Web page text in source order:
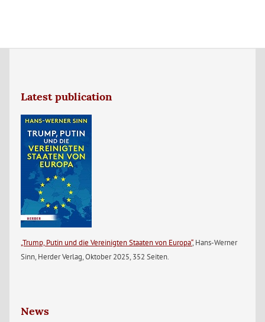
Latest publication
„Trump, Putin und die Vereinigten Staaten von Europa“, Hans-Werner
Sinn, Herder Verlag, Oktober 2025, 352 Seiten.
News